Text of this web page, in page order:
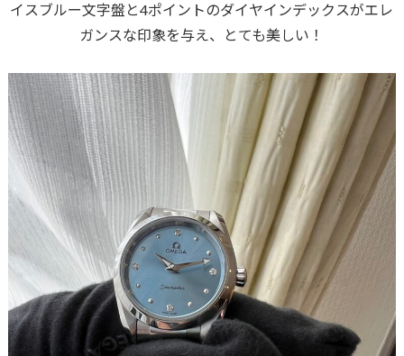
イスブルー文字盤と4ポイントのダイヤインデックスがエレ
ガンスな印象を与え、とても美しい！